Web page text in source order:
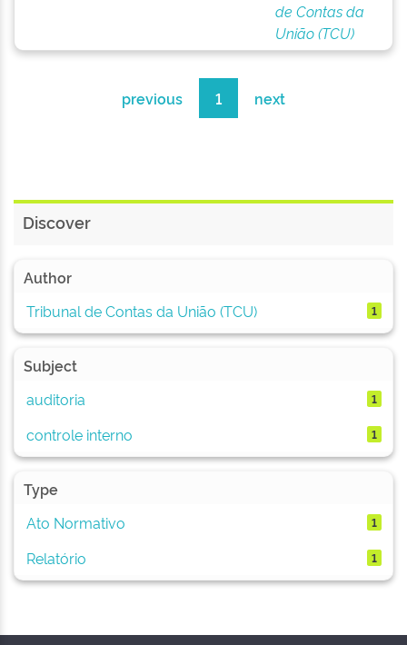
de Contas da
União (TCU)
previous 1 next
Discover
Author
Tribunal de Contas da União (TCU)
1
Subject
auditoria
1
controle interno 1
Type
Ato Normativo
1
Relatório 1